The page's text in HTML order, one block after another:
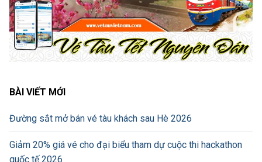
BÀI VIẾT MỚI
Đường sắt mở bán vé tàu khách sau Hè 2026
Giảm 20% giá vé cho đại biểu tham dự cuộc thi hackathon
quốc tế 2026